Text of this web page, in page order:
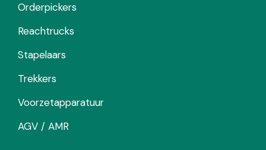
Orderpickers
Reachtrucks
Stapelaars
Trekkers
Voorzetapparatuur
AGV / AMR